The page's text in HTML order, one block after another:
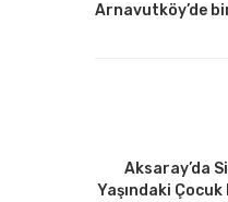
Arnavutköy’de
Aksaray’da
Yaşındaki